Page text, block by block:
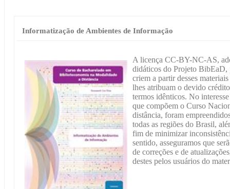
Informatização de Ambientes de Informação
A licença CC-BY-NC-AS,
didáticos do Projeto BibEaD,
criem a partir desses
lhes atribuam o devido
termos idênticos. No
que compõem o Curso
distância, foram
todas as regiões do Brasil,
fim de minimizar
sentido, asseguramos que
de correções e de
destes pelos usuários do